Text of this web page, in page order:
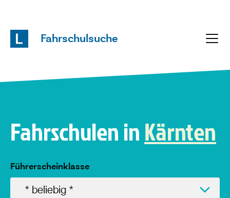
Fahrschulsuche
Fahrschulen inKärnten
Führerscheinklasse